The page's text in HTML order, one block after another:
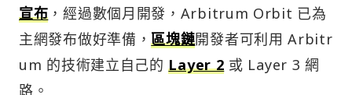
宣布 ，經過數個月開發，Arbitrum Orbit 已為
主網發布做好準備，區塊鏈開發者可利用 Arbitr
um 的技術建立自己的Layer 2 或 Layer 3 網
路。